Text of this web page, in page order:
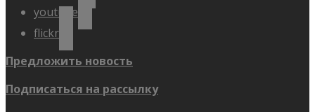
youtube
flickr
Предложить новость
Подписаться на рассылку